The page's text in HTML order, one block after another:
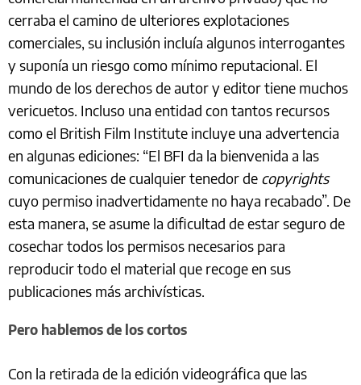
cerraba el camino de ulteriores explotaciones
comerciales, su inclusión incluía algunos interrogantes
y suponía un riesgo como mínimo reputacional. El
mundo de los derechos de autor y editor tiene muchos
vericuetos. Incluso una entidad con tantos recursos
como el British Film Institute incluye una advertencia
en algunas ediciones: “El BFI da la bienvenida a las
comunicaciones de cualquier tenedor de copyrights
cuyo permiso inadvertidamente no haya recabado”. De
esta manera, se asume la dificultad de estar seguro de
cosechar todos los permisos necesarios para
reproducir todo el material que recoge en sus
publicaciones más archivísticas.
Pero hablemos de los cortos
Con la retirada de la edición videográfica que las